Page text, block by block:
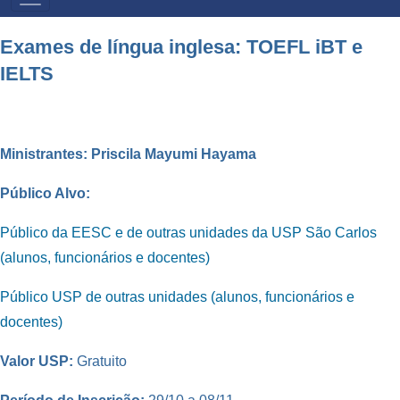
PRIMÁRIO
Exames de língua inglesa: TOEFL iBT e
IELTS
Ministrantes: Priscila Mayumi Hayama
Público Alvo:
Público da EESC e de outras unidades da USP São Carlos
(alunos, funcionários e docentes)
Público USP de outras unidades (alunos, funcionários e
docentes)
Valor USP: Gratuito